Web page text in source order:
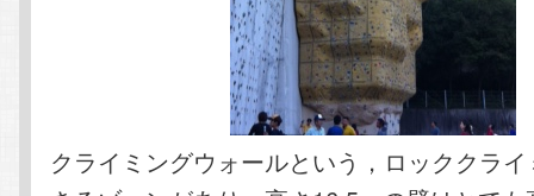
クライミングウォールという，ロッククラ